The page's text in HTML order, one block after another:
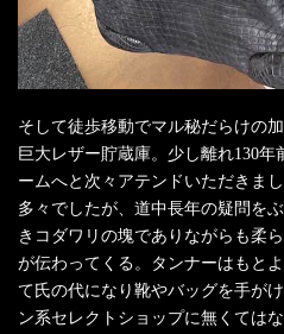
そして徒歩移動でマル秘だらけの
巨大レザー貯蔵庫。少し離れ130
ームへと次々アテンドいただきま
多々でしたが、道中長年の疑問を
きコダワリの塊でありながらも柔
が伝わってくる。タンナーはもと
て氏の代になり靴やバッグを手が
ン系セレクトショップに無くては